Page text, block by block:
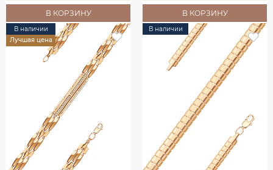
В КОРЗИНУ В КОРЗИНУ
В наличии
Лучшая цена
В наличии